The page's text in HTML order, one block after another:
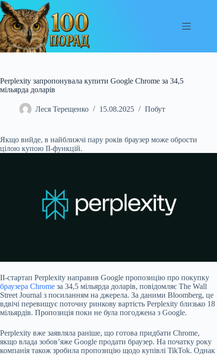
Перейти
до
вмісту
Perplexity запропонувала купити Google Chrome за 34,5
мільярда доларів
Леся Терещенко 15.08.2025 Побут
Якщо вийде, в найближчі пару років браузер може обрости
цілою купою ІІ-функцій.
ІІ-стартап Perplexity направив Google пропозицію про покупку
браузера Chrome за 34,5 мільярда доларів, повідомляє The Wall
Street Journal з посиланням на джерела. За даними Bloomberg, це
вдвічі перевищує поточну ринкову вартість Perplexity близько 18
мільярдів. Пропозиція поки не була погоджена з Google.
Perplexity вже заявляла раніше, що готова придбати Chrome,
якщо влада зобов’яже Google продати браузер. На початку року
компанія також зробила пропозицію щодо купівлі TikTok. Однак